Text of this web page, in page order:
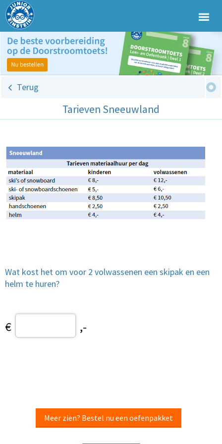
Terug
Tarieven Sneeuwland
Wat kost het om voor 2 volwassenen een skipak en een
helm te huren?
€ ,-
Meer zien? Bestel nu een oefenpakket